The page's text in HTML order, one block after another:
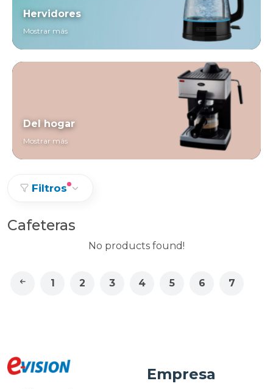
Hervidores
Mostrar más
Del hogar
Mostrar más
Filtros
Cafeteras
No products found!
1 2 3 4 5 6 7
Empresa